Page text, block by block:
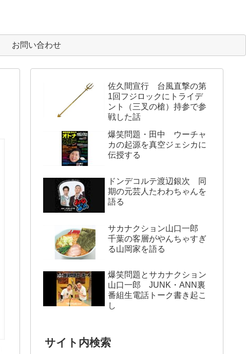
お問い合わせ
佐久間宣行 台風直撃の第
1回フジロックにトライデ
ント（三叉の槍）持参で参
戦した話
爆笑問題・田中 ウーチャ
カの起源を真空ジェシカに
伝授する
ドンデコルテ渡辺銀次 同
期の元芸人たわわちゃんを
語る
サカナクション山口一郎
千葉の客層がやんちゃすぎ
る山岡家を語る
爆笑問題とサカナクション
山口一郎 JUNK・ANN裏
番組生電話トーク書き起こ
し
サイト内検索